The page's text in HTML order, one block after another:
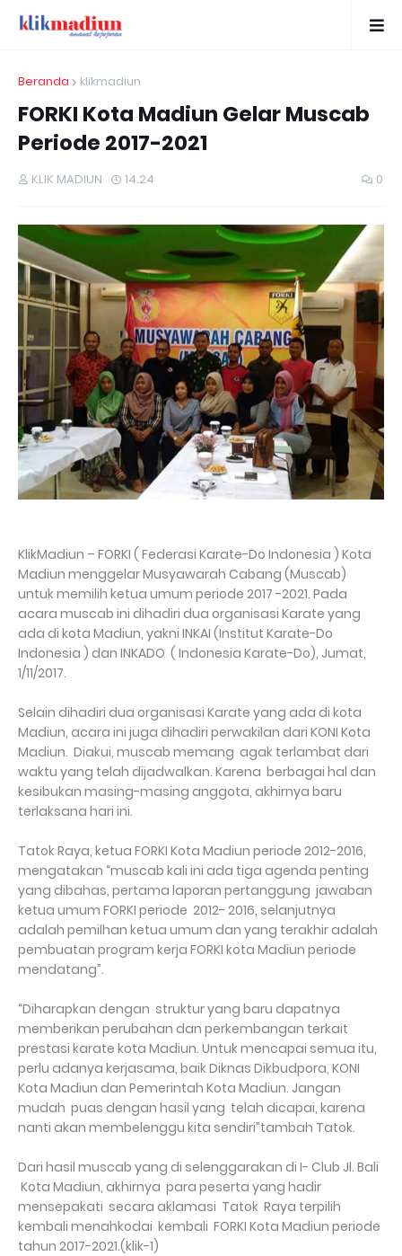
Beranda klikmadiun
FORKI Kota Madiun Gelar Muscab
Periode 2017-2021
KLIK MADIUN 14.24 0
KlikMadiun – FORKI ( Federasi Karate-Do Indonesia ) Kota
Madiun menggelar Musyawarah Cabang (Muscab)
untuk memilih ketua umum periode 2017 -2021. Pada
acara muscab ini dihadiri dua organisasi Karate yang
ada di kota Madiun, yakni INKAI (Institut Karate-Do
Indonesia ) dan INKADO ( Indonesia Karate-Do), Jumat,
1/11/2017.
Selain dihadiri dua organisasi Karate yang ada di kota
Madiun, acara ini juga dihadiri perwakilan dari KONI Kota
Madiun. Diakui, muscab memang agak terlambat dari
waktu yang telah dijadwalkan. Karena berbagai hal dan
kesibukan masing-masing anggota, akhirnya baru
terlaksana hari ini.
Tatok Raya, ketua FORKI Kota Madiun periode 2012-2016,
mengatakan “muscab kali ini ada tiga agenda penting
yang dibahas, pertama laporan pertanggung jawaban
ketua umum FORKI periode 2012- 2016, selanjutnya
adalah pemilhan ketua umum dan yang terakhir adalah
pembuatan program kerja FORKI kota Madiun periode
mendatang”.
“Diharapkan dengan struktur yang baru dapatnya
memberikan perubahan dan perkembangan terkait
prestasi karate kota Madiun. Untuk mencapai semua itu,
perlu adanya kerjasama, baik Diknas Dikbudpora, KONI
Kota Madiun dan Pemerintah Kota Madiun. Jangan
mudah puas dengan hasil yang telah dicapai, karena
nanti akan membelenggu kita sendiri”tambah Tatok.
Dari hasil muscab yang di selenggarakan di I- Club Jl. Bali
Kota Madiun, akhirnya para peserta yang hadir
mensepakati secara aklamasi Tatok Raya terpilih
kembali menahkodai kembali FORKI Kota Madiun periode
tahun 2017-2021.(klik-1)